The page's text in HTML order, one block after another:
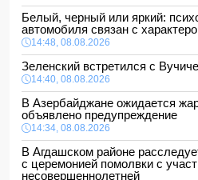
Белый, черный или яркий:
автомобиля связан с
14:48, 08.08.2026
Зеленский встретился с
14:40, 08.08.2026
В Азербайджане ожидается
объявлено предупреждение
14:34, 08.08.2026
В Агдашском районе
с церемонией помолвки с
несовершеннолетней